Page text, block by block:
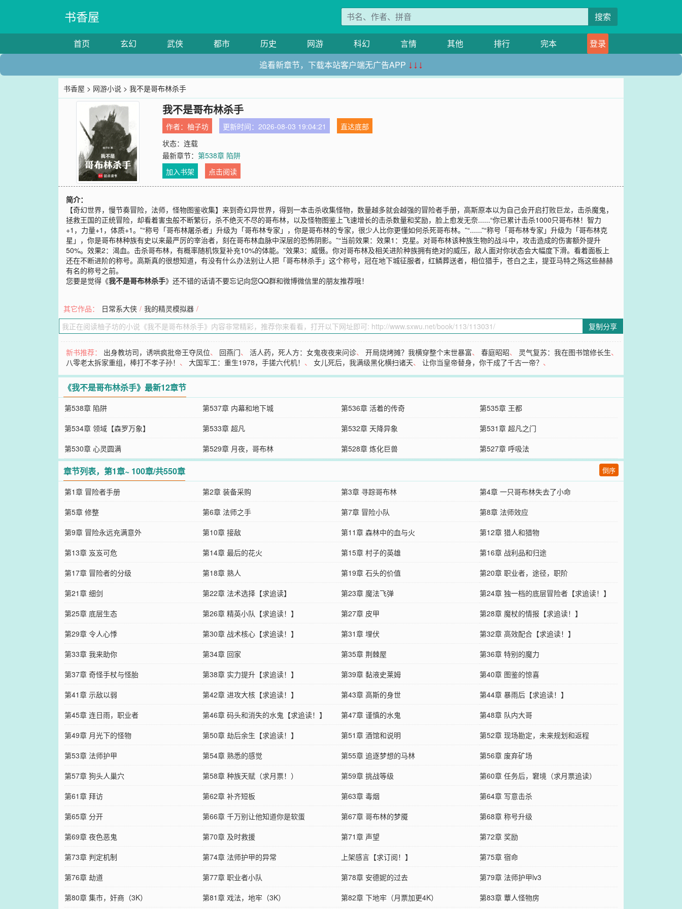
书香屋 搜索
首页 玄幻 武侠 都市 历史 网游 科幻 言情 其他 排行 完本
登录
追看新章节，下载本站客户端无广告APP ↓↓↓
书香屋 > 网游小说 > 我不是哥布林杀手
我不是哥布林杀手
作者：柚子坊 更新时间：2026-08-03 19:04:21
直达底部
状态：连载
最新章节：第538章 陷阱
加入书架
点击阅读
简介：
【奇幻世界，慢节奏冒险，法师，怪物图鉴收集】来到奇幻异世界，得到一本击杀收集怪物，数量越多就会越强的冒险者手册，高斯原本以为自己会开启打败巨龙，击杀魔鬼，
拯救王国的正统冒险，却看着害虫般不断繁衍，杀不绝灭不尽的哥布林，以及怪物图鉴上飞速增长的击杀数量和奖励，脸上愈发无奈......“你已累计击杀1000只哥布林！智力
+1，力量+1，体质+1。”“称号「哥布林屠杀者」升级为「哥布林专家」，你是哥布林的专家，很少人比你更懂如何杀死哥布林。”“......”“称号「哥布林专家」升级为「哥布林克
星」，你是哥布林种族有史以来最严厉的宰治者，刻在哥布林血脉中深层的恐怖阴影。”“当前效果：效果1：克星。对哥布林该种族生物的战斗中，攻击造成的伤害额外提升
50%。效果2：渴血。击杀哥布林，有概率随机恢复补充10%的体能。”效果3：威慑。你对哥布林及相关进阶种族拥有绝对的威压，敌人面对你状态会大幅度下滑。看着面板上
还在不断进阶的称号。高斯真的很想知道，有没有什么办法别让人把「哥布林杀手」这个称号，冠在地下城征服者，红鳞葬送者，相位猎手，苍白之主，提亚马特之殇这些赫赫
有名的称号之前。
您要是觉得《我不是哥布林杀手》还不错的话请不要忘记向您QQ群和微博微信里的朋友推荐哦！
其它作品： 日常系大侠 / 我的精灵模拟器 /
复制分享
新书推荐： 出身教坊司，诱哄疯批帝王夺凤位、 回燕门、活人药，死人方：女鬼夜夜来问诊、开局烧烤摊？我横穿整个末世暴富、春庭昭昭、 灵气复苏：我在图书馆修长生、
八零老太拆家重组，棒打不孝子孙！ 、大国军工：重生1978，手搓六代机！ 、女儿死后，我满级黑化横扫诸天、让你当皇帝替身，你干成了千古一帝？ 、
《我不是哥布林杀手》最新12章节
第538章 陷阱 第537章 内幕和地下城 第536章 活着的传奇
第535章 王都
第534章 领域【森罗万象】
第533章 超凡 第532章 天降异象
第531章 超凡之门
第530章 心灵圆满
第529章 月夜，哥布林 第528章 炼化巨兽 第527章 呼吸法
章节列表，第1章~ 100章/共550章 倒序
第1章 冒险者手册 第2章 装备采购 第3章 寻踪哥布林
第4章 一只哥布林失去了小命
第5章 修整
第6章 法师之手 第7章 冒险小队
第8章 法师效应
第9章 冒险永远充满意外
第10章 接敌 第11章 森林中的血与火
第12章 猎人和猎物
第13章 岌岌可危
第14章 最后的花火 第15章 村子的英雄
第16章 战利品和归途
第17章 冒险者的分级
第18章 熟人 第19章 石头的价值
第20章 职业者，途径，职阶
第21章 细剑
第22章 法术选择【求追读】 第23章 魔法飞弹
第24章 独一档的底层冒险者【求追读！】
第25章 底层生态
第26章 精英小队【求追读！】 第27章 皮甲
第28章 魔杖的情报【求追读！】
第29章 令人心悸
第30章 战术核心【求追读！】 第31章 埋伏
第32章 高效配合【求追读！】
第33章 我来助你
第34章 回家 第35章 荆棘屋
第36章 特别的魔力
第37章 奇怪手杖与怪胎
第38章 实力提升【求追读！】 第39章 黏液史莱姆
第40章 图鉴的惊喜
第41章 示敌以弱
第42章 进攻大核【求追读！】 第43章 高斯的身世
第44章 暴雨后【求追读！】
第45章 连日雨，职业者
第46章 码头和消失的水鬼【求追读！】 第47章 谨慎的水鬼
第48章 队内大哥
第49章 月光下的怪物
第50章 劫后余生【求追读！】 第51章 酒馆和说明
第52章 现场勘定，未来规划和返程
第53章 法师护甲
第54章 熟悉的感觉 第55章 追逐梦想的马林
第56章 废弃矿场
第57章 狗头人巢穴
第58章 种族天赋（求月票！） 第59章 挑战等级
第60章 任务后，窘境（求月票追读）
第61章 拜访
第62章 补齐短板 第63章 毒烟
第64章 写意击杀
第65章 分开
第66章 千万别让他知道你是软蛋 第67章 哥布林的梦魇
第68章 称号升级
第69章 夜色恶鬼
第70章 及时救援 第71章 声望
第72章 奖励
第73章 判定机制
第74章 法师护甲的异常 上架感言【求订阅！】
第75章 宿命
第76章 劫道
第77章 职业者小队 第78章 安德妮的过去
第79章 法师护甲lv3
第80章 集市，奸商（3K）
第81章 戏法，地牢（3K） 第82章 下地牢（月票加更4K） 第83章 蕈人怪物房